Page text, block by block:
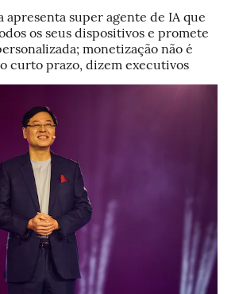
apresenta super agente de IA que
os seus dispositivos e promete
monetização não é
curto prazo, dizem executivos